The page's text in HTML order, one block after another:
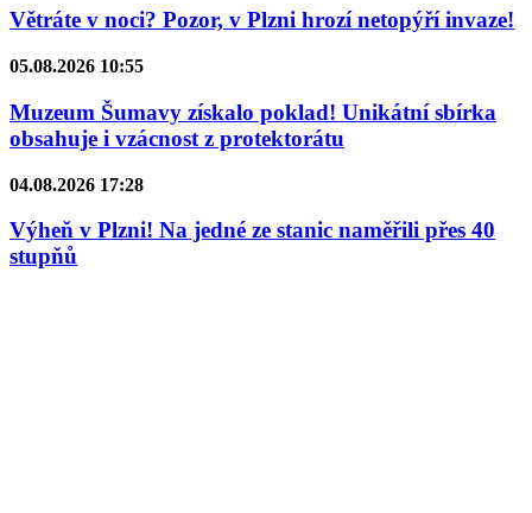
Větráte v noci? Pozor, v Plzni hrozí netopýří invaze!
05.08.2026 10:55
Muzeum Šumavy získalo poklad! Unikátní sbírka
obsahuje i vzácnost z protektorátu
04.08.2026 17:28
Výheň v Plzni! Na jedné ze stanic naměřili přes 40
stupňů